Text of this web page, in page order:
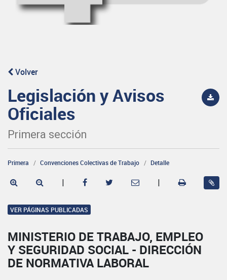
Volver
Legislación y Avisos
Oficiales
Primera sección
Primera Convenciones Colectivas de Trabajo Detalle
| |
VER PÁGINAS PUBLICADAS
MINISTERIO DE TRABAJO, EMPLEO
Y SEGURIDAD SOCIAL - DIRECCIÓN
DE NORMATIVA LABORAL